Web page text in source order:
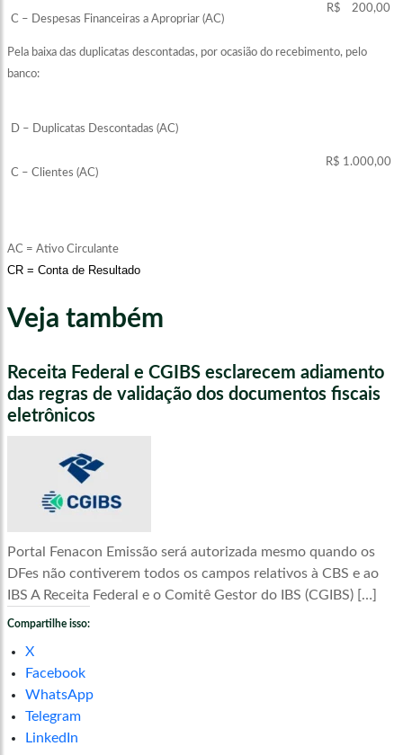
C – Despesas Financeiras a Apropriar (AC)
R$ 200,00
Pela baixa das duplicatas descontadas, por ocasião do recebimento, pelo
banco:
D – Duplicatas Descontadas (AC)
C – Clientes (AC)
R$ 1.000,00
AC = Ativo Circulante
CR = Conta de Resultado
Veja também
Receita Federal e CGIBS esclarecem adiamento
das regras de validação dos documentos fiscais
eletrônicos
Portal Fenacon Emissão será autorizada mesmo quando os
DFes não contiverem todos os campos relativos à CBS e ao
IBS A Receita Federal e o Comitê Gestor do IBS (CGIBS) […]
Compartilhe isso:
X
Facebook
WhatsApp
Telegram
LinkedIn